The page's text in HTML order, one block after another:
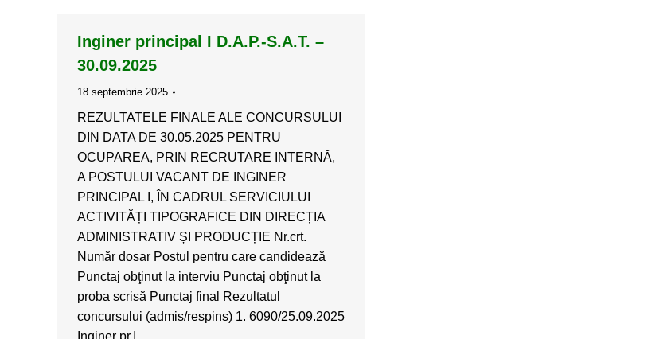
Inginer principal I D.A.P.-S.A.T. –
30.09.2025
18 septembrie 2025
REZULTATELE FINALE ALE CONCURSULUI
DIN DATA DE 30.05.2025 PENTRU
OCUPAREA, PRIN RECRUTARE INTERNĂ,
A POSTULUI VACANT DE INGINER
PRINCIPAL I, ÎN CADRUL SERVICIULUI
ACTIVITĂȚI TIPOGRAFICE DIN DIRECȚIA
ADMINISTRATIV ȘI PRODUCȚIE Nr.crt.
Număr dosar Postul pentru care candidează
Punctaj obţinut la interviu Punctaj obţinut la
proba scrisă Punctaj final Rezultatul
concursului (admis/respins) 1. 6090/25.09.2025
Inginer pr.I…